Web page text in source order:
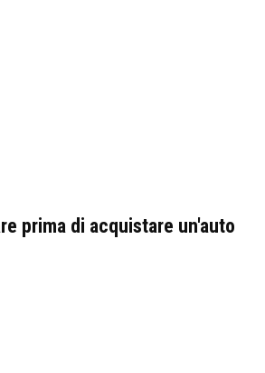
prima di acquistare un'auto